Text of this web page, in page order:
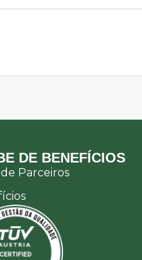
DE BENEFÍCIOS
Parceiros